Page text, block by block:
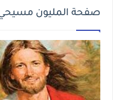
صفحة المليون